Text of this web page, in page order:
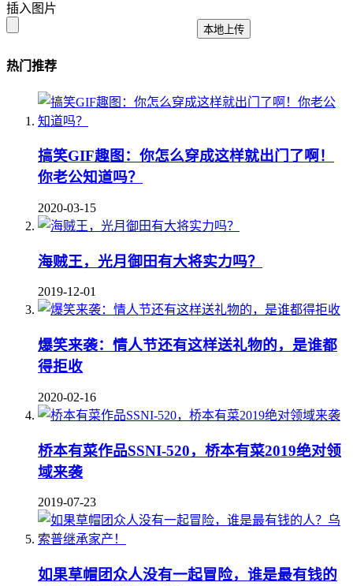
插入图片
本地上传
热门推荐
搞笑GIF趣图：你怎么穿成这样就出门了啊！
你老公知道吗？
2020-03-15
海贼王，光月御田有大将实力吗？
2019-12-01
爆笑来袭：情人节还有这样送礼物的，是谁都
得拒收
2020-02-16
桥本有菜作品SSNI-520，桥本有菜2019绝对领
域来袭
2019-07-23
如果草帽团众人没有一起冒险，谁是最有钱的